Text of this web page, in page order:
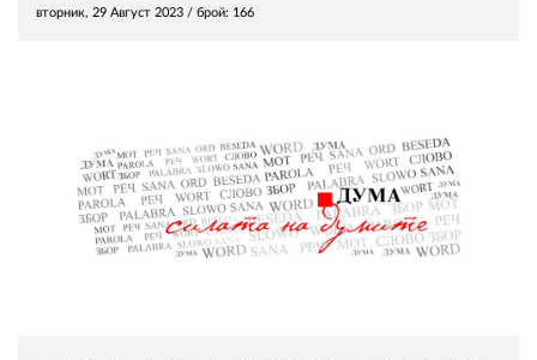
вторник, 29 Август 2023 / брой: 166